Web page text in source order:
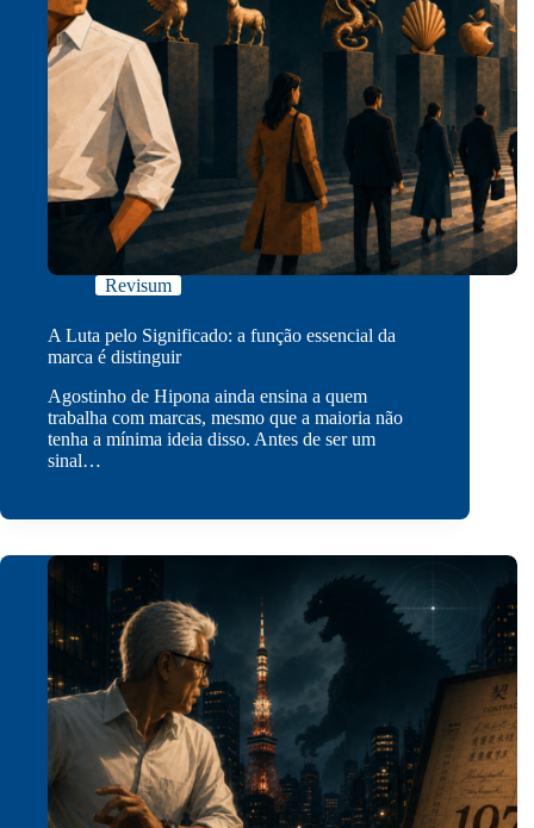
Revisum
A Luta pelo Significado: a função essencial da
marca é distinguir
Agostinho de Hipona ainda ensina a quem
trabalha com marcas, mesmo que a maioria não
tenha a mínima ideia disso. Antes de ser um
sinal…